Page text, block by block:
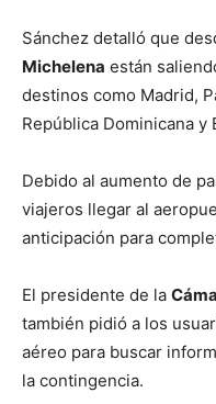
Sánchez detalló que
Michelena están
destinos como Madrid,
República Dominicana y
Debido al aumento de
viajeros llegar al
anticipación para
El presidente de la
también pidió a los
aéreo para buscar
la contingencia.